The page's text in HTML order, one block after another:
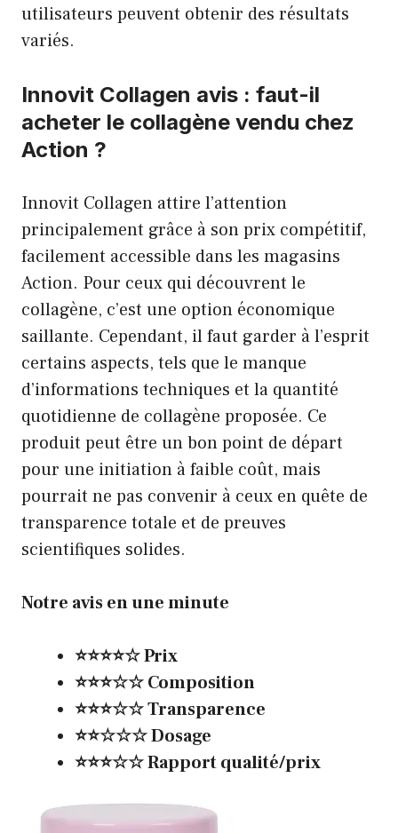
utilisateurs peuvent obtenir des résultats
variés.
Innovit Collagen avis : faut-il
acheter le collagène vendu chez
Action ?
Innovit Collagen attire l’attention
principalement grâce à son prix compétitif,
facilement accessible dans les magasins
Action. Pour ceux qui découvrent le
collagène, c’est une option économique
saillante. Cependant, il faut garder à l’esprit
certains aspects, tels que le manque
d’informations techniques et la quantité
quotidienne de collagène proposée. Ce
produit peut être un bon point de départ
pour une initiation à faible coût, mais
pourrait ne pas convenir à ceux en quête de
transparence totale et de preuves
scientifiques solides.
Notre avis en une minute
⭐⭐⭐⭐☆ Prix
⭐⭐⭐☆☆ Composition
⭐⭐⭐☆☆ Transparence
⭐⭐☆☆☆ Dosage
⭐⭐⭐☆☆ Rapport qualité/prix